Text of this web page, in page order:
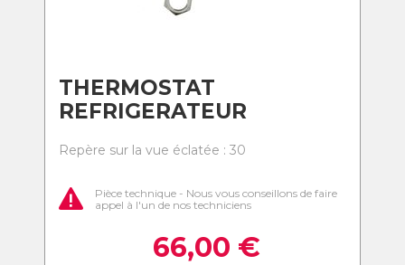
THERMOSTAT
REFRIGERATEUR
Repère sur la vue éclatée : 30
Pièce technique - Nous vous conseillons de faire
appel à l'un de nos techniciens
66,00 €